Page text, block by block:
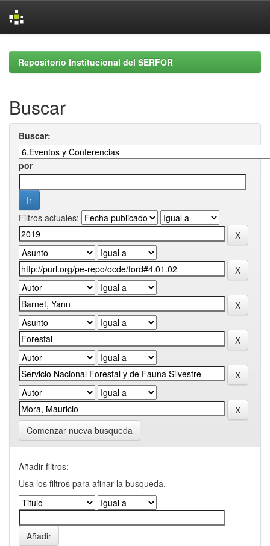
navigationRepositorio Institucional del SERFOR
Buscar
Buscar:
por
Filtros actuales:
Comenzar nueva busqueda
Añadir filtros:
Usa los filtros para afinar la busqueda.